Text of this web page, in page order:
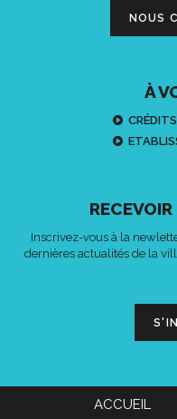
NOUS
À
CRÉDITS
Inscrivez-vous à la
dernières actualités de la
ACCUEIL